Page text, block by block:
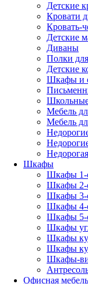
Детские
Кровати
Кровать-
Детские
Диваны
Полки
Детские
Шкафы и
Школьные
Мебель
Мебель
Шкафы
Шкафы 1-
Шкафы 2-
Шкафы 3-
Шкафы 4-
Шкафы 5-
Шкафы
Шкафы
Шкафы
Шкафы-
Офисная мебель